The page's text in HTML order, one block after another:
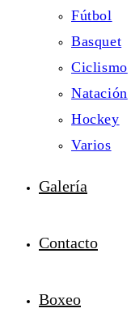
Fútbol
Basquet
Ciclismo
Natación
Hockey
Varios
Galería
Contacto
Boxeo